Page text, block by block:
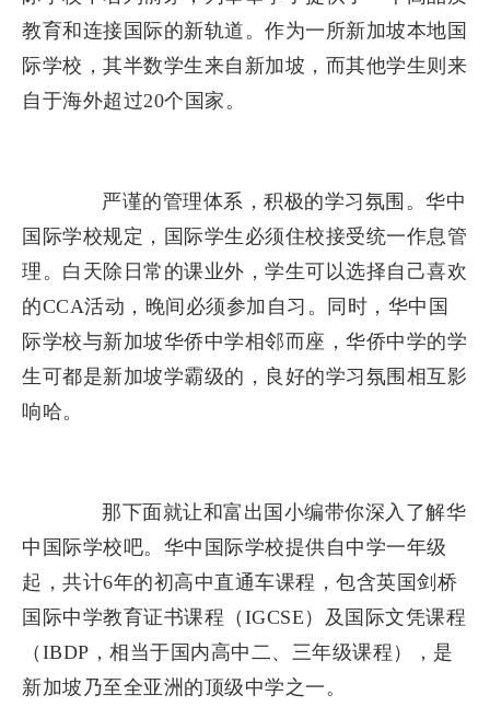
教育和连接国际的新轨道。作为一所新加坡本地国
际学校，其半数学生来自新加坡，而其他学生则来
自于海外超过20个国家。
严谨的管理体系，积极的学习氛围。华中
国际学校规定，国际学生必须住校接受统一作息管
理。白天除日常的课业外，学生可以选择自己喜欢
的CCA活动，晚间必须参加自习。同时，华中国
际学校与新加坡华侨中学相邻而座，华侨中学的学
生可都是新加坡学霸级的，良好的学习氛围相互影
响哈。
那下面就让和富出国小编带你深入了解华
中国际学校吧。华中国际学校提供自中学一年级
起，共计6年的初高中直通车课程，包含英国剑桥
国际中学教育证书课程（IGCSE）及国际文凭课程
（IBDP，相当于国内高中二、三年级课程），是
新加坡乃至全亚洲的顶级中学之一。